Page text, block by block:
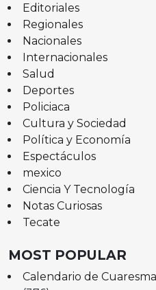
Editoriales
Regionales
Nacionales
Internacionales
Salud
Deportes
Policiaca
Cultura y Sociedad
Política y Economía
Espectáculos
mexico
Ciencia Y Tecnología
Notas Curiosas
Tecate
MOST POPULAR
Calendario de